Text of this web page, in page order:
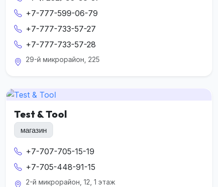
+7-777-599-06-79
+7-777-733-57-27
+7-777-733-57-28
29-й микрорайон, 225
Test & Tool
магазин
+7-707-705-15-19
+7-705-448-91-15
2-й микрорайон, 12, 1 этаж